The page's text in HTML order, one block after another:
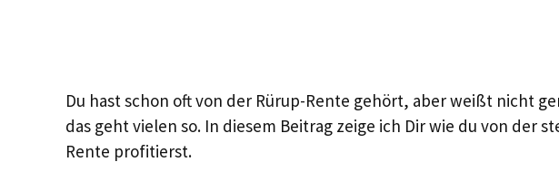
Du hast schon oft von der Rürup-Rente gehört, aber weißt nicht
das geht vielen so. In diesem Beitrag zeige ich Dir wie du von der
Rente profitierst.